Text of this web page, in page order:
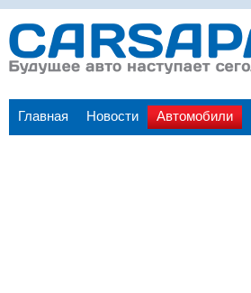
Главная Новости Автомобили